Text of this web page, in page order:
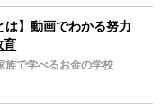
は】動画でわかる努力
育
族で学べるお金の学校